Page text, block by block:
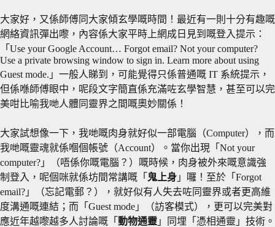
大家好，又係師傅同大家傾玄學嘅時間！最近有一則十分有趣嘅
網絡資訊彈出嚟，內容係大家平時上網成日見到嘅登入提示：
「Use your Google Account… Forgot email? Not your computer?
Use a private browsing window to sign in. Learn more about using
Guest mode.」一般人睇到，可能覺得只係普通嘅 IT 系統提示，
但係喺師傅眼中，呢段文字簡直係充滿咗玄學智慧，甚至可以完
美咁比喻我哋人體同靈界之間嘅奧妙關係！
大家試想像一下，我哋嘅肉身就好似一部電腦（Computer），而
我哋嘅靈魂就係嗰個帳號（Account）。當你出現「Not your
computer?」（唔係你嘅電腦？）嘅時候，肉身被外來嘅意識強
制登入，呢個咪就係坊間常講嘅「 鬼上身 」囉！至於「Forgot
email?」（忘記電郵？），就好似有人失去咗同靈界或者更高維
度溝通嘅連結；而「Guest mode」（訪客模式），更可以完美對
應近年越嚟越多人討論嘅「 動物通靈 」同埋「憑相通靈」技術。